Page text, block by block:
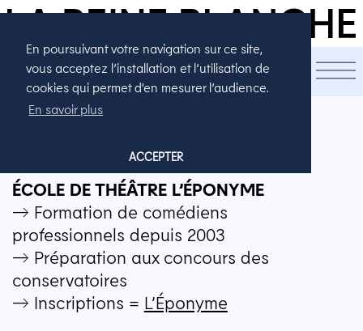
PARTENAIRES
En poursuivant votre navigation sur ce site,
vous acceptez l’installation et l’utilisation de
cookies qui permet d'en mesurer l’audience.
En savoir plus
ACCEPTER
PARTENAIRES
ÉCOLE DE THÉÂTREL’ÉPONYME
→ Formation de comédiens
professionnels depuis 2003
→ Préparation aux concours des
conservatoires
→ Inscriptions = L’Éponyme